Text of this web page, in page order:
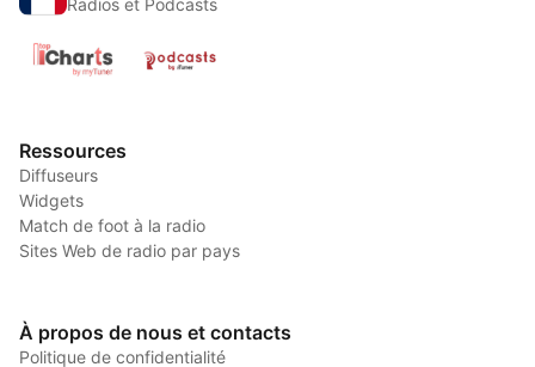
Radios et Podcasts
Ressources
Diffuseurs
Widgets
Match de foot à la radio
Sites Web de radio par pays
À propos de nous et contacts
Politique de confidentialité